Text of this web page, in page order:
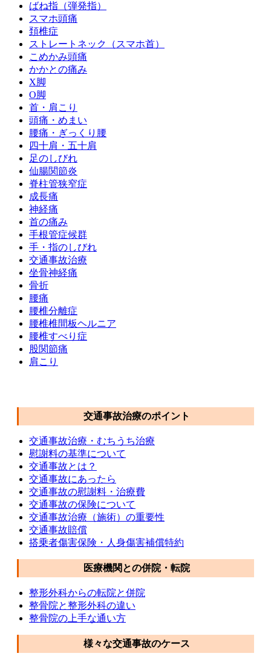
ばね指（弾発指）
スマホ頭痛
頚椎症
ストレートネック（スマホ首）
こめかみ頭痛
かかとの痛み
X脚
O脚
首・肩こり
頭痛・めまい
腰痛・ぎっくり腰
四十肩・五十肩
足のしびれ
仙腸関節炎
脊柱管狭窄症
成長痛
神経痛
首の痛み
手根管症候群
手・指のしびれ
交通事故治療
坐骨神経痛
骨折
腰痛
腰椎分離症
腰椎椎間板ヘルニア
腰椎すべり症
股関節痛
肩こり
交通事故治療のポイント
交通事故治療・むちうち治療
慰謝料の基準について
交通事故とは？
交通事故にあったら
交通事故の慰謝料・治療費
交通事故の保険について
交通事故治療（施術）の重要性
交通事故賠償
搭乗者傷害保険・人身傷害補償特約
医療機関との併院・転院
整形外科からの転院と併院
整骨院と整形外科の違い
整骨院の上手な通い方
様々な交通事故のケース